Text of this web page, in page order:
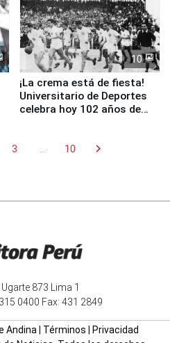
10
¡La crema está de fiesta!
Universitario de Deportes
celebra hoy 102 años de
3 10 chevron_right
873 Lima 1
0400 Fax: 431 2849
Andina| Términos
Privacidad